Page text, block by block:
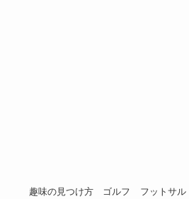
趣味の見つけ方 ゴルフ フットサル